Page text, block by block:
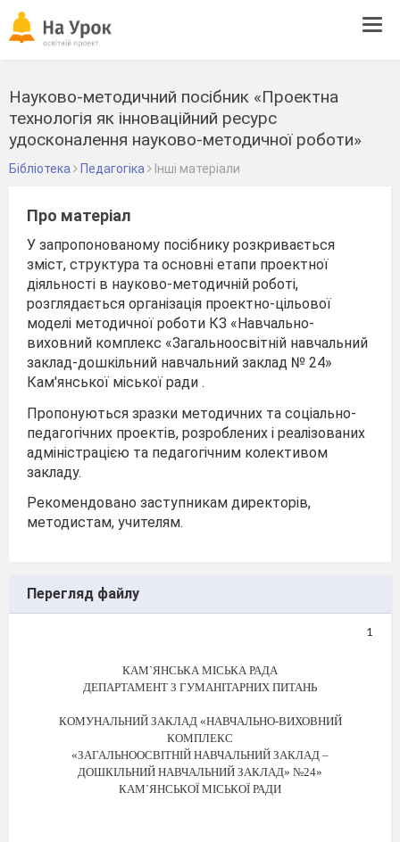
Науково-методичний посібник «Проектна
технологія як інноваційний ресурс
удосконалення науково-методичної роботи»
Бібліотека Педагогіка Інші матеріали
Про матеріал
У запропонованому посібнику розкривається
зміст, структура та основні етапи проектної
діяльності в науково-методичній роботі,
розглядається організація проектно-цільової
моделі методичної роботи КЗ «Навчально-
виховний комплекс «Загальноосвітній навчальний
заклад-дошкільний навчальний заклад № 24»
Кам'янської міської ради .
Пропонуються зразки методичних та соціально-
педагогічних проектів, розроблених і реалізованих
адміністрацією та педагогічним колективом
закладу.
Рекомендовано заступникам директорів,
методистам, учителям.
Перегляд файлу
1
КАМ`ЯНСЬКА МІСЬКА РАДА
ДЕПАРТАМЕНТ З ГУМАНІТАРНИХ ПИТАНЬ
КОМУНАЛЬНИЙ ЗАКЛАД «НАВЧАЛЬНО-ВИХОВНИЙ
КОМПЛЕКС
«ЗАГАЛЬНООСВІТНІЙ НАВЧАЛЬНИЙ ЗАКЛАД –
ДОШКІЛЬНИЙ НАВЧАЛЬНИЙ ЗАКЛАД» №24»
КАМ`ЯНСЬКОЇ МІСЬКОЇ РАДИ